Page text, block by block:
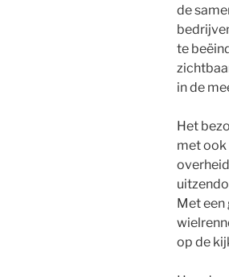
de
te
in de
Het
met ook
Met
op de